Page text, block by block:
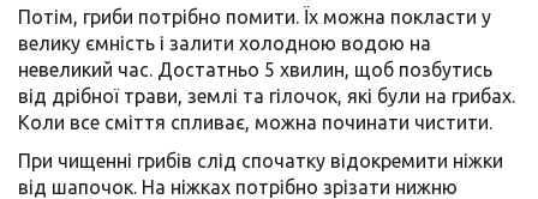
Потім, гриби потрібно помити. Їх можна покласти у
велику ємність і залити холодною водою на
невеликий час. Достатньо 5 хвилин, щоб позбутись
від дрібної трави, землі та гілочок, які були на грибах.
Коли все сміття спливає, можна починати чистити.
При чищенні грибів слід спочатку відокремити ніжки
від шапочок. На ніжках потрібно зрізати нижню